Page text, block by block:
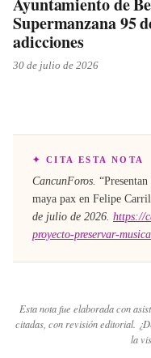
Supermanzana 95
adicciones
30 de julio de 2026
✦ CITA ESTA NOTA
CancunForos. “
maya pax en Felipe
de julio de 2026. https://
proyecto-preservar-
Esta nota fue elaborada con
citadas, con revisión editorial.
la